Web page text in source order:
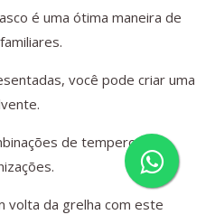
é uma ótima maneira de
você pode criar uma
de temperos,
volta da grelha com este